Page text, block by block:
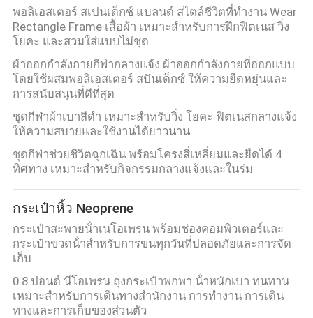
พอลิเอสเตอร์ สเปนเด็กซ์ แบลนด์ สไตล์ชีวิตที่ทํางาน Wear
Rectangle Frame เสื้อผ้า เหมาะสําหรับการฝึกฟิตเนส วิ่ง
โยคะ และสวมใส่แบบไม่ชุด
ผ้าออกกําลังกายกีฬากลางแจ้ง ผ้าออกกําลังกายที่ออกแบบ
โดยใช้ผสมพอลิเอสเตอร์ สปันเด็กซ์ ให้ความยืดหยุ่นและ
การสนับสนุนที่ดีที่สุด
ชุดกีฬาผ้าเบาสีดำ เหมาะสำหรับวิ่ง โยคะ ฟิตเนสกลางแจ้ง
ให้ความสบายและใช้งานได้ยาวนาน
ชุดกีฬาช่วยชีวิตฉุกเฉิน พร้อมโครงสี่เหลี่ยมและยืดได้ 4
ทิศทาง เหมาะสำหรับกิจกรรมกลางแจ้งและในร่ม
กระเป๋าหิ้ว Neoprene
กระเป๋าสะพายน้ําเนโอเพรน พร้อมช่องคอมพิวเตอร์และ
กระเป๋าขวดน้ําสําหรับการขนทุกวันที่ปลอดภัยและการจัด
เก็บ
0.8 ปอนด์ นีโอเพรน ถุงกระเป๋าพกพา น้ําหนักเบา ทนทาน
เหมาะสําหรับการเดินทางสํานักงาน การทํางาน การเดิน
ทางและการเก็บของส่วนตัว